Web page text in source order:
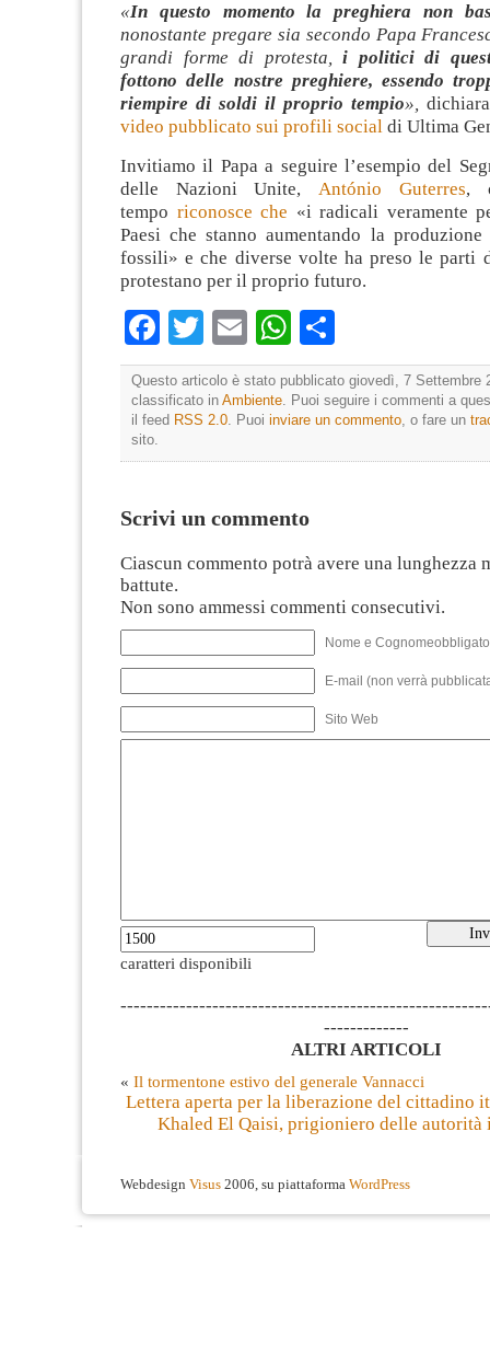
«In questo momento la preghiera non
nonostante pregare sia secondo Papa
grandi forme di protesta, i politici di
fottono delle nostre preghiere, essendo
riempire di soldi il proprio tempio»,
video pubblicato sui profili social di Ultima
Invitiamo il Papa a seguire l’esempio del
delle Nazioni Unite,António Guterres,
tempo riconosce che «i radicali veramente
Paesi che stanno aumentando la
fossili» e che diverse volte ha preso le parti
protestano per il proprio futuro.
Facebook
TwitterEmailWhatsApp
Questo articolo è stato pubblicato giovedì, 7 Settembre
classificato in Ambiente. Puoi seguire i commenti a
il feed RSS 2.0. Puoi inviare un commento, o fare un
sito.
Scrivi un commento
Ciascun commento potrà avere una lunghezza
battute.
Non sono ammessi commenti consecutivi.
Nome e
E-mail (non verrà
Sito Web
caratteri disponibili
-------------
ALTRI ARTICOLI
« Il tormentone estivo del generale Vannacci
Lettera aperta per la liberazione del cittadino
Khaled El Qaisi, prigioniero delle autorità
Webdesign Visus 2006, su piattaforma WordPress